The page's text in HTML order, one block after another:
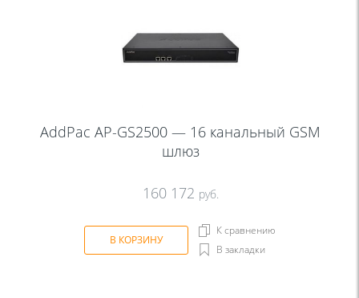
AddPac AP-GS2500 — 16 канальный GSM
шлюз
160 172 руб.
В КОРЗИНУ
К сравнению
В закладки